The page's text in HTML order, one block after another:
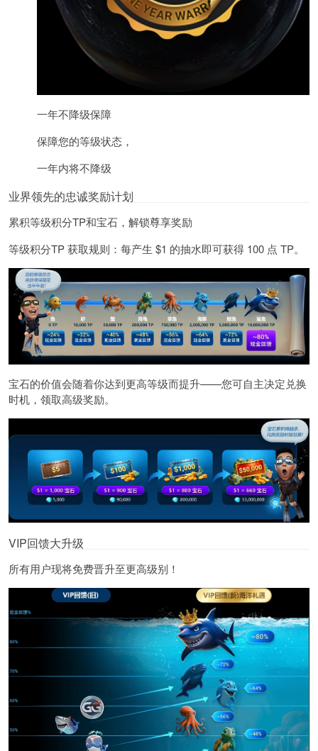
一年不降级保障
保障您的等级状态，
一年内将不降级
业界领先的忠诚奖励计划
累积等级积分TP和宝石，解锁尊享奖励
等级积分TP获取规则：每产生 $1 的抽水即可获得 100 点 TP。
宝石的价值会随着你达到更高等级而提升——您可自主决定兑换
时机，领取高级奖励。
VIP回馈大升级
所有用户现将免费晋升至更高级别！